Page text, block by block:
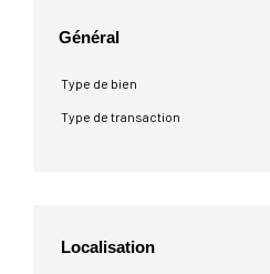
Général
Type de bien
Type de transaction
Localisation